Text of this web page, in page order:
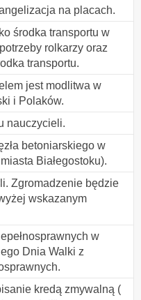
na placach.
środka transportu w
rolkarzy oraz
transportu.
jest modlitwa w
i Polaków.
nauczycieli.
betoniarskiego w
Białegostoku).
Zgromadzenie będzie
wskazanym
w
Dnia Walki z
kredą zmywalną (